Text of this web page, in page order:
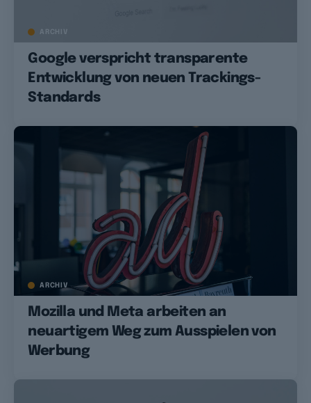
ARCHIV
Google verspricht transparente
Entwicklung von neuen Trackings-
Standards
ARCHIV
Mozilla und Meta arbeiten an
neuartigem Weg zum Ausspielen von
Werbung